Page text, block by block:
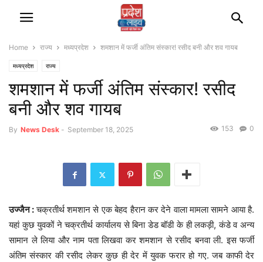
Home राज्‍य मध्यप्रदेश शमशान में फर्जी अंतिम संस्कार! रसीद बनी और शव गायब
मध्यप्रदेश राज्‍य
शमशान में फर्जी अंतिम संस्कार! रसीद
बनी और शव गायब
By News Desk - September 18, 2025 0
153
उज्जैन :चक्रतीर्थ शमशान से एक बेहद हैरान कर देने वाला मामला सामने आया है.
यहां कुछ युवकों ने चक्रतीर्थ कार्यालय से बिना डेड बॉडी के ही लकड़ी, कंडे व अन्य
सामान ले लिया और नाम पता लिखवा कर शमशान से रसीद बनवा ली. इस फर्जी
अंतिम संस्कार की रसीद लेकर कुछ ही देर में युवक फरार हो गए. जब काफी देर